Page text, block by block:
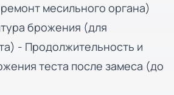
месильного органа)
брожения (для
- Продолжительность и
теста после замеса (до